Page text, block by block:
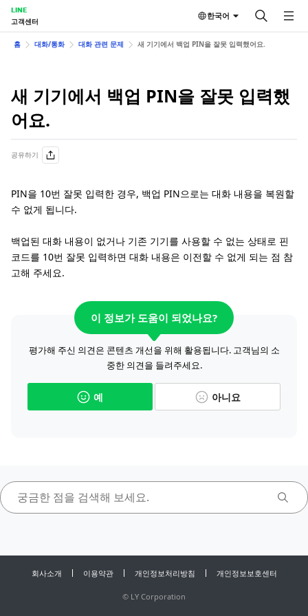
LINE
고객센터
한국어
홈 대화/통화 대화 관련 문제 새 기기에서 백업 PIN을 잘못 입력했어요.
새 기기에서 백업 PIN을 잘못 입력했
어요.
공유하기
PIN을 10번 잘못 입력한 경우, 백업 PIN으로는 대화 내용을 복원할
수 없게 됩니다.
백업된 대화 내용이 없거나 기존 기기를 사용할 수 없는 상태로 핀
코드를 10번 잘못 입력하면 대화 내용은 이전할 수 없게 되는 점 참
고해 주세요.
이 정보가 도움이 되었나요?
평가해 주신 의견은 콘텐츠 개선을 위해 활용됩니다. 고객님의 소
중한 의견을 들려주세요.
예 아니요
회사소개 이용약관 개인정보처리방침 개인정보보호센터
© LY Corporation